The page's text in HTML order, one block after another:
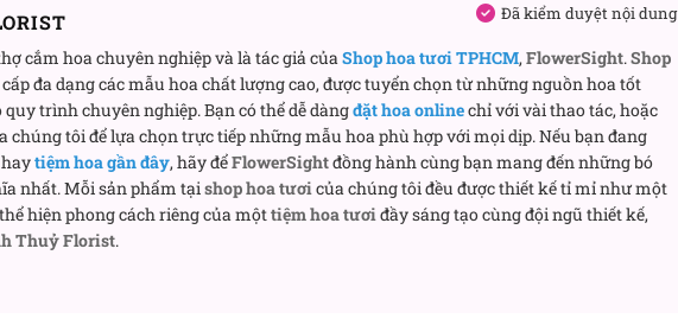
Đã kiểm duyệt nội dung
cắm hoa chuyên nghiệp và là tác giả củaShop hoa tươi TPHCM,FlowerSight.Shop
đa dạng các mẫu hoa chất lượng cao, được tuyển chọn từ những nguồn hoa tốt
trình chuyên nghiệp. Bạn có thể dễ dàngđặt hoa onlinechỉ với vài thao tác, hoặc
chúng tôi để lựa chọn trực tiếp những mẫu hoa phù hợp với mọi dịp. Nếu bạn đang
haytiệm hoa gần đây, hãy đểFlowerSightđồng hành cùng bạn mang đến những bó
nhất. Mỗi sản phẩm tạishop hoa tươicủa chúng tôi đều được thiết kế tỉ mỉ như một
hiện phong cách riêng của mộttiệm hoa tươiđầy sáng tạo cùng đội ngũ thiết kế,
Thuỷ Florist.